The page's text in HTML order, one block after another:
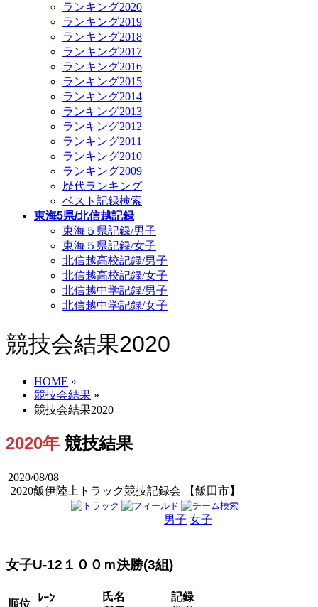
ランキング2020
ランキング2019
ランキング2018
ランキング2017
ランキング2016
ランキング2015
ランキング2014
ランキング2013
ランキング2012
ランキング2011
ランキング2010
ランキング2009
歴代ランキング
ベスト記録検索
東海5県/北信越記録
東海５県記録/男子
東海５県記録/女子
北信越高校記録/男子
北信越高校記録/女子
北信越中学記録/男子
北信越中学記録/女子
競技会結果2020
HOME »
競技会結果 »
競技会結果2020
2020年 競技結果
2020/08/08
2020飯伊陸上トラック競技記録会 【飯田市】
男子 女子
女子U-12１００ｍ決勝(3組)
順位
ﾚｰﾝ
氏名
記録